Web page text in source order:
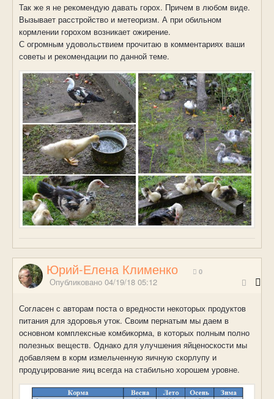
Так же я не рекомендую давать горох. Причем в любом виде.
Вызывает расстройство и метеоризм. А при обильном
кормлении горохом возникает ожирение.
С огромным удовольствием прочитаю в комментариях ваши
советы и рекомендации по данной теме.
Юрий-Елена Клименко 0
Опубликовано 04/19/18 05:12
Согласен с авторам поста о вредности некоторых продуктов
питания для здоровья уток. Своим пернатым мы даем в
основном комплексные комбикорма, в которых полным полно
полезных веществ. Однако для улучшения яйценоскости мы
добавляем в корм измельченную яичную скорлупу и
продуцирование яиц всегда на стабильно хорошем уровне.